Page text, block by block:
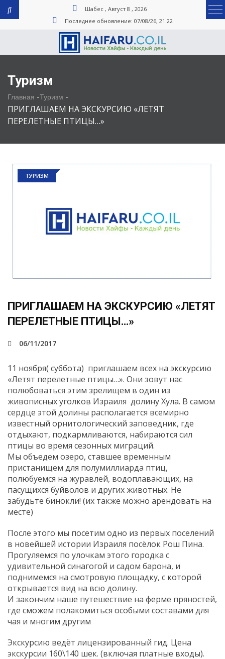
Шабес , Август 8 , 2026
Последнее обновление: 07/08/26, 21:22
Туризм
Главная -Туризм -
ПРИГЛАШАЕМ НА ЭКСКУРСИЮ «ЛЕТЯТ
ПЕРЕЛЕТНЫЕ ПТИЦЫ…»
ТУРИЗМ
ПРИГЛАШАЕМ НА ЭКСКУРСИЮ «ЛЕТЯТ
ПЕРЕЛЕТНЫЕ ПТИЦЫ…»
06/11/2017
11 ноября( суббота) приглашаем всех на экскурсию
«Летят перелетные птицы…». Они зовут нас
полюбоваться этим зрелищем в один из
живописных уголков Израиля долину Хула. В самом
сердце этой долины располагается всемирно
известный орнитологический заповедник, где
отдыхают, подкармливаются, набираются сил
птицы во время сезонных миграций.
Мы объедем озеро, ставшее временным
пристанищем для полумиллиарда птиц,
полюбуемся на журавлей, водоплавающих, на
пасущихся буйволов и других животных. Не
забудьте бинокли! (их также можно арендовать на
месте)
После этого мы посетим одно из первых поселений
в новейшей истории Израиля посёлок Рош Пина.
Прогуляемся по улочкам этого городка с
удивительной синагогой и садом барона, и
поднимемся на смотровую площадку, с которой
открывается вид на всю долину.
И закончим наше путешествие на ферме пряностей,
где сможем полакомиться особыми составами для
чая и многим другим
Экскурсию ведёт лицензированный гид. Цена
экскурсии 160\140 шек. (включая платные входы).